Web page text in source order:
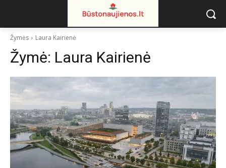
Žymės Laura Kairienė
Žymė: Laura Kairienė